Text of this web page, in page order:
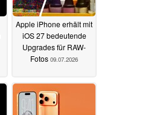
Apple iPhone erhält mit
iOS 27 bedeutende
Upgrades für RAW-
Fotos 09.07.2026